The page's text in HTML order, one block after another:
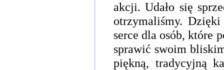
akcji. Udało się
otrzymaliśmy.
serce dla osób, które
sprawić swoim
piękną, tradycyjną